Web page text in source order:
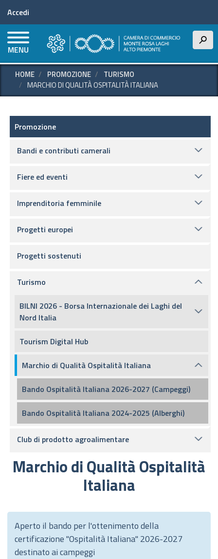
principale
Menu profilo utente
Accedi
MENU
h
HOME PROMOZIONE
TURISMO
MARCHIO DI QUALITÀ OSPITALITÀ ITALIANA
Marchio di Qualità Ospitalità
Italiana
Aperto il bando per l'ottenimento della
certificazione "Ospitalità Italiana" 2026-2027
destinato ai campeggi
Promozione e supporto
Promozione
Bandi e contributi camerali
Fiere ed eventi
Imprenditoria femminile
Progetti europei
Progetti sostenuti
Turismo
BILNI 2026 - Borsa Internazionale dei Laghi del
Nord Italia
Tourism Digital Hub
Marchio di Qualità Ospitalità Italiana
Bando Ospitalità Italiana 2026-2027 (Campeggi)
Bando Ospitalità Italiana 2024-2025 (Alberghi)
Club di prodotto agroalimentare